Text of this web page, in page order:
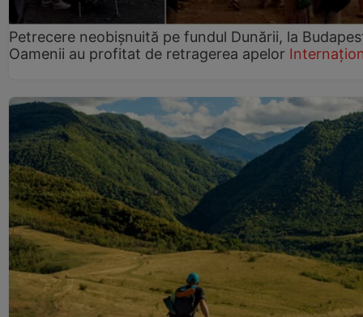
Petrecere neobișnuită pe fundul Dunării, la
Oamenii au profitat de retragerea apelor